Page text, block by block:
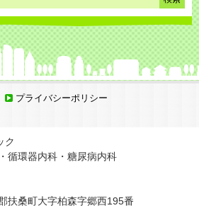
、オンライン資格確認等から取得する情報を活用して
利用をお願いします。
、発熱およびその他の感染症を疑わせるような症状を
す。一般の患者さんと発熱患者様の動線を分けるた
いいたします。
初診の場合には向精神薬を処方しません。
に関して適切な対応ができる体制を整備しています。
プライバシーポリシー
ク
循環器内科・糖尿病内科
扶桑町大字柏森字郷西195番